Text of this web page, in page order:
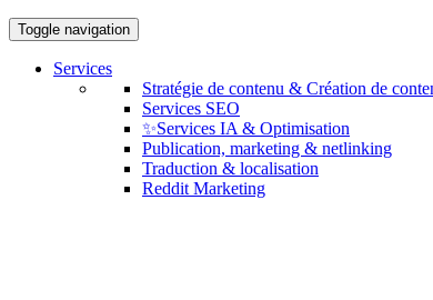
Toggle navigation
Services
Stratégie de contenu & Création de
Services SEO
✨Services IA & Optimisation
Publication, marketing & netlinking
Traduction & localisation
Reddit Marketing